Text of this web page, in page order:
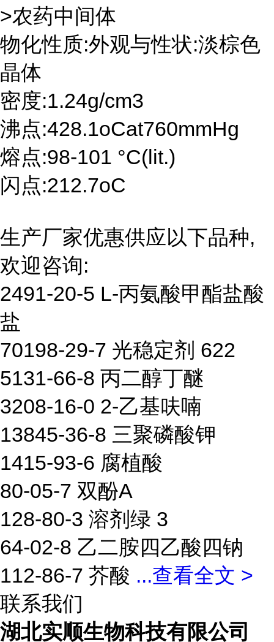
>农药中间体
物化性质:外观与性状:淡棕色
晶体
密度:1.24g/cm3
沸点:428.1oCat760mmHg
熔点:98-101 °C(lit.)
闪点:212.7oC
生产厂家优惠供应以下品种,
欢迎咨询:
2491-20-5 L-丙氨酸甲酯盐酸
盐
70198-29-7 光稳定剂 622
5131-66-8 丙二醇丁醚
3208-16-0 2-乙基呋喃
13845-36-8 三聚磷酸钾
1415-93-6 腐植酸
80-05-7 双酚A
128-80-3 溶剂绿 3
64-02-8 乙二胺四乙酸四钠
112-86-7 芥酸 ...查看全文 >
联系我们
湖北实顺生物科技有限公司